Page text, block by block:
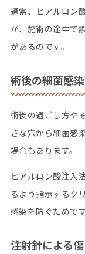
通常、ヒアルロン
が、施術の途中で
があるのです。
術後の細菌感染
術後の過ごし方や
さな穴から細菌感
場合もあります。
ヒアルロン酸注入
るよう指示するク
感染を防ぐためです
注射針による傷